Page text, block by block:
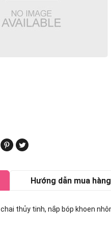
Hướng dẫn mua hàng
thủy tinh, nắp bóp khoen